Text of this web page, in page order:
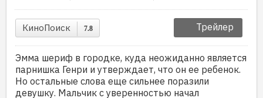
КиноПоиск 7.8 Трейлер
Эмма шериф в городке, куда неожиданно является
парнишка Генри и утверждает, что он ее ребенок.
Но остальные слова еще сильнее поразили
девушку. Мальчик с уверенностью начал